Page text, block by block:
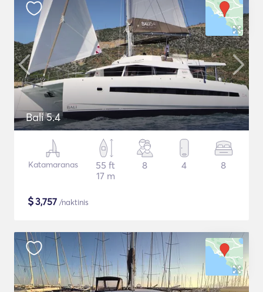
Bali 5.4
Katamaranas
55 ft
17 m
8 4 8
$3,757 /naktinis